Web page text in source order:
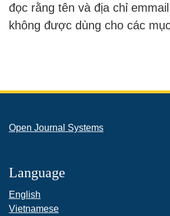
đọc rằng tên và địa chỉ
không được dùng cho các
Open Journal Systems
Language
English
Vietnamese